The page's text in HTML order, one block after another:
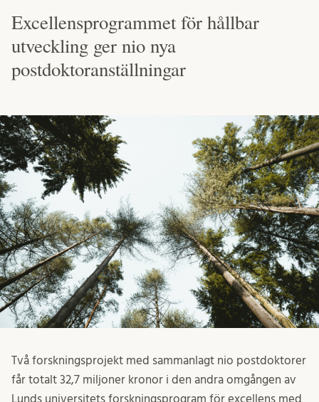
Excellensprogrammet för hållbar
utveckling ger nio nya
postdoktoranställningar
Två forskningsprojekt med sammanlagt nio postdoktorer
får totalt 32,7 miljoner kronor i den andra omgången av
Lunds universitets forskningsprogram för excellens med